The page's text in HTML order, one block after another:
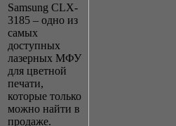
Samsung CLX-
3185 – одно из
самых
доступных
лазерных МФУ
для цветной
печати,
которые только
можно найти в
продаже.